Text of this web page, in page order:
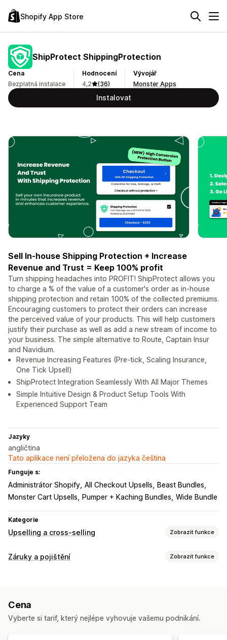
Shopify App Store
ShipProtect ShippingProtection
Cena
Bezplatná instalace
Hodnocení
4,2
(36)
Vývojář
Monster Apps
Instalovat
Sell In-house Shipping Protection + Increase
Revenue and Trust = Keep 100% profit
Turn shipping headaches into PROFIT! ShipProtect allows you
to charge a % of the value of a customer's order as in-house
shipping protection and retain 100% of the collected premiums.
Encouraging customers to protect their orders can increase
the perceived value of your products. This will help customers
justify their purchase as well as add a new stream of income to
your business. The simple alternative to Route, Captain Insur
and Navidium.
Revenue Increasing Features (Pre-tick, Scaling Insurance,
One Tick Upsell)
ShipProtect Integration Seamlessly With All Major Themes
Simple Intuitive Design & Product Setup Tools With
Experienced Support Team
Jazyky
angličtina
Tato aplikace není přeložena do jazyka čeština
Funguje s:
Administrátor Shopify All Checkout Upsells
Beast Bundles
Monster Cart Upsells
Pumper + Kaching Bundles Wide Bundle
Kategorie
Upselling a cross-selling Zobrazit funkce
Přizpůsobení
Nabídky a doporučení
Záruky
Ochrana dopravy
Doplňky produktů
Záruky a pojištění Zobrazit funkce
Poškozené balíčky
Procentuální nacenění
Cena
Vyberte si tarif, který nejlépe vyhovuje vašemu podnikání.